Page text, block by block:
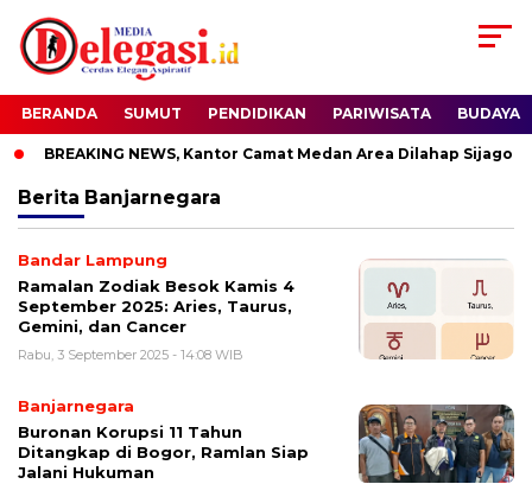
BERANDA SUMUT PENDIDIKAN PARIWISATA BUDAYA
BREAKING NEWS, Kantor Camat Medan Area Dilahap Sijago
Berita Banjarnegara
Bandar Lampung
Ramalan Zodiak Besok Kamis 4
September 2025: Aries, Taurus,
Gemini, dan Cancer
Rabu, 3 September 2025 - 14:08 WIB
Banjarnegara
Buronan Korupsi 11 Tahun
Ditangkap di Bogor, Ramlan Siap
Jalani Hukuman